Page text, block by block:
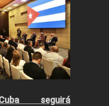
seguirá